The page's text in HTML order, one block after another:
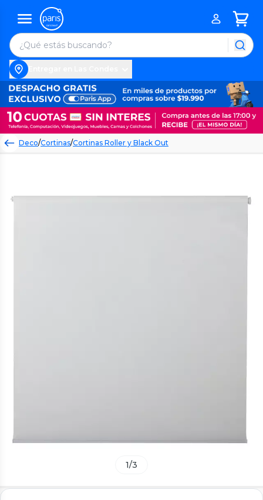
Deco/Cortinas/Cortinas Roller y Black Out
1/3